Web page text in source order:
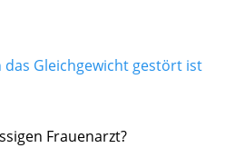
Gleichgewicht gestört ist
Frauenarzt?